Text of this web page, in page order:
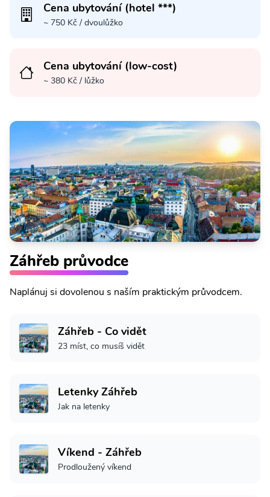
Cena ubytování (hotel ***)
~ 750 Kč / dvoulůžko
Cena ubytování (low-cost)
~ 380 Kč / lůžko
Záhřeb průvodce
Naplánuj si dovolenou s naším praktickým průvodcem.
Záhřeb - Co vidět
23 míst, co musíš vidět
Letenky Záhřeb
Jak na letenky
Víkend - Záhřeb
Prodloužený víkend